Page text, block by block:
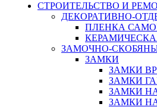
СТРОИТЕЛЬСТВО И
ДЕКОРАТИВНО-
ПЛЕНКА
ЗАМОЧНО-
ЗАМКИ
ЗАМКИ
ЗАМКИ
ЗАМКИ
ЗАМКИ